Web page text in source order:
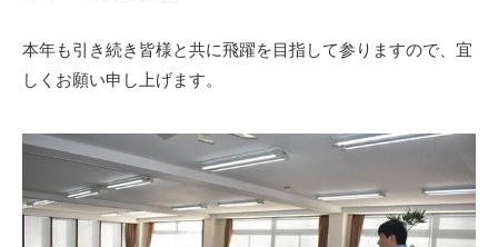
本年も引き続き皆様と共に飛躍を目指して参りますので、宜
しくお願い申し上げます。